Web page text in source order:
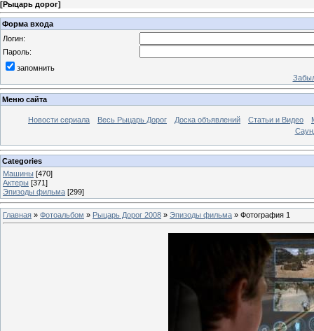
[Рыцарь дорог]
Форма входа
Логин:
Пароль:
запомнить
Меню сайта
Новости сериала Весь Рыцарь Дорог Доска объявлений Статьи и Видео
Categories
Машины [470]
Актеры [371]
Эпизоды фильма [299]
Главная » Фотоальбом » Рыцарь Дорог 2008 » Эпизоды фильма » Фотография 1